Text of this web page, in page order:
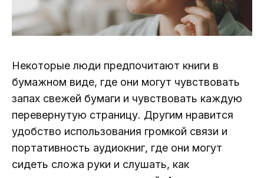
Некоторые люди предпочитают книги в
бумажном виде, где они могут чувствовать
запах свежей бумаги и чувствовать каждую
перевернутую страницу. Другим нравится
удобство использования громкой связи и
портативность аудиокниг, где они могут
сидеть сложа руки и слушать, как